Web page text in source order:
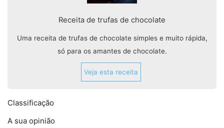
Receita de trufas de chocolate
Uma receita de trufas de chocolate simples e muito rápida,
só para os amantes de chocolate.
Veja esta receita
Classificação
A sua opinião